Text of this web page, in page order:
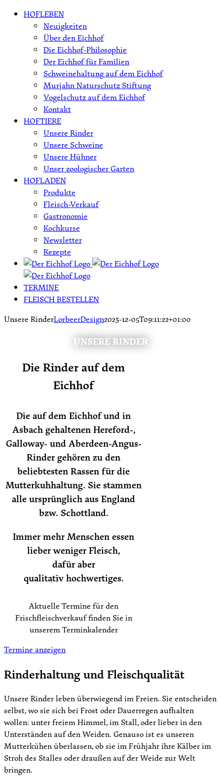
Skip HOFLEBEN
Neuigkeiten
Über den Eichhof
Die Eichhof-Philosophie
Der Eichhof für Familien
Schweinehaltung auf dem Eichhof
Murjahn Naturschutz Stiftung
Vogelschutz auf dem Eichhof
Kontakt
HOFTIERE
Unsere Rinder
Unsere Schweine
Unsere Hühner
Unser zoologischer Garten
HOFLADEN
Produkte
Fleisch-Verkauf
Gastronomie
Kochkurse
Newsletter
Rezepte
TERMINE
FLEISCH BESTELLEN
Unsere RinderLorbeerDesign2023-12-05T09:11:22+01:00
UNSERE RINDER
Die Rinder auf dem
Eichhof
Die auf dem Eichhof und in
Asbach gehaltenen Hereford-,
Galloway- und Aberdeen-Angus-
Rinder gehören zu den
beliebtesten Rassen für die
Mutterkuhhaltung. Sie stammen
alle ursprünglich aus England
bzw. Schottland.
Immer mehrMenschen essen
lieber weniger Fleisch,
dafüraber
qualitativhochwertiges.
Aktuelle Termine für den
Frischfleischverkauf finden Sie in
unserem Terminkalender
Termine anzeigen
Rinderhaltung und Fleischqualität
Unsere Rinder leben überwiegend im Freien. Sie entscheiden
selbst, wo sie sich bei Frost oder Dauerregen aufhalten
wollen: unter freiem Himmel, im Stall, oder lieber in den
Unterständen auf den Weiden. Genauso ist es unseren
Mutterkühen überlassen, ob sie im Frühjahr ihre Kälber im
Stroh des Stalles oder draußen auf der Weide zur Welt
bringen.